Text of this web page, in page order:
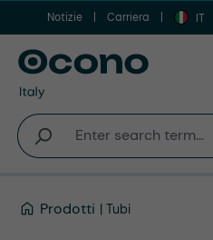
Vai al contenuto principale
Notizie Carriera IT
Prodotti Tubi